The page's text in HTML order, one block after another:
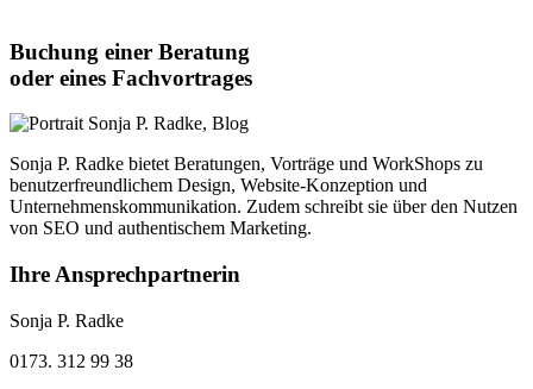
Buchung einer Beratung
oder eines Fachvortrages
Sonja P. Radke bietet Beratungen, Vorträge und WorkShops zu
benutzerfreundlichem Design, Website-Konzeption und
Unternehmenskommunikation. Zudem schreibt sie über den Nutzen
von SEO und authentischem Marketing.
Ihre Ansprechpartnerin
Sonja P. Radke
0173. 312 99 38